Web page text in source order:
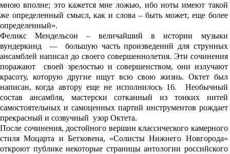
мною вполне; это кажется мне ложью, ибо ноты имеют такой
же определенный смысл, как и слова – быть может, еще более
определенный».
Феликс Мендельсон – величайший в истории музыки
вундеркинд — большую часть произведений для струнных
ансамблей написал до своего совершеннолетия. Эти сочинения
поражают своей зрелостью и совершенством, они излучают
красоту, которую другие ищут всю свою жизнь. Октет был
написан, когда автору еще не исполнилось 16. Необычный
состав ансамбля, мастерски сотканный из тонких нитей
самостоятельных и самоценных партий инструментов рождает
прекрасный и созвучный узор Октета.
После сочинения, достойного вершин классического камерного
стиля Моцарта и Бетховена, «Солисты Нижнего Новгорода»
откроют публике некоторые страницы антологии российского